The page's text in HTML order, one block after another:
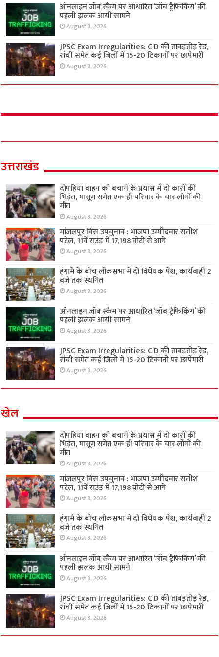
ऑनलाइन जॉब स्कैम पर आधारित ‘जॉब ट्रैफिकिंग’ की
पहली झलक आयी सामने
August 3, 2026
JPSC Exam Irregularities: CID की ताबड़तोड़ रेड,
रांची समेत कई जिलों में 15-20 ठिकानों पर छापेमारी
August 3, 2026
उत्तराखंड
दोपहिया वाहन को बचाने के प्रयास में दो कारों की
भिड़ंत, मासूम समेत एक ही परिवार के चार लोगों की
मौत
August 3, 2026
मांजलपुर विस उपचुनाव : भाजपा उम्मीदवार सतीश
पटेल, 11वें राउंड में 17,198 वोटों से आगे
August 3, 2026
हंगामे के बीच लोकसभा में दो विधेयक पेश, कार्यवाही 2
बजे तक स्थगित
August 3, 2026
ऑनलाइन जॉब स्कैम पर आधारित ‘जॉब ट्रैफिकिंग’ की
पहली झलक आयी सामने
August 3, 2026
JPSC Exam Irregularities: CID की ताबड़तोड़ रेड,
रांची समेत कई जिलों में 15-20 ठिकानों पर छापेमारी
August 3, 2026
खेल
दोपहिया वाहन को बचाने के प्रयास में दो कारों की
भिड़ंत, मासूम समेत एक ही परिवार के चार लोगों की
मौत
August 3, 2026
मांजलपुर विस उपचुनाव : भाजपा उम्मीदवार सतीश
पटेल, 11वें राउंड में 17,198 वोटों से आगे
August 3, 2026
हंगामे के बीच लोकसभा में दो विधेयक पेश, कार्यवाही 2
बजे तक स्थगित
August 3, 2026
ऑनलाइन जॉब स्कैम पर आधारित ‘जॉब ट्रैफिकिंग’ की
पहली झलक आयी सामने
August 3, 2026
JPSC Exam Irregularities: CID की ताबड़तोड़ रेड,
रांची समेत कई जिलों में 15-20 ठिकानों पर छापेमारी
August 3, 2026